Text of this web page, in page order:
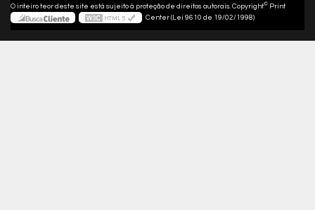
O inteiro teor deste site está sujeito à proteção de direitos autorais. Copyright© Print
Center (Lei 9610 de 19/02/1998)